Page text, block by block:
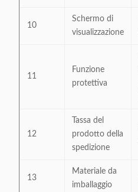
10
Schermo di
visualizzazione
11
Funzione
protettiva
12
Tassa del
prodotto della
spedizione
13
Materiale da
imballaggio